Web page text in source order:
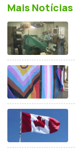
Mais Notícias